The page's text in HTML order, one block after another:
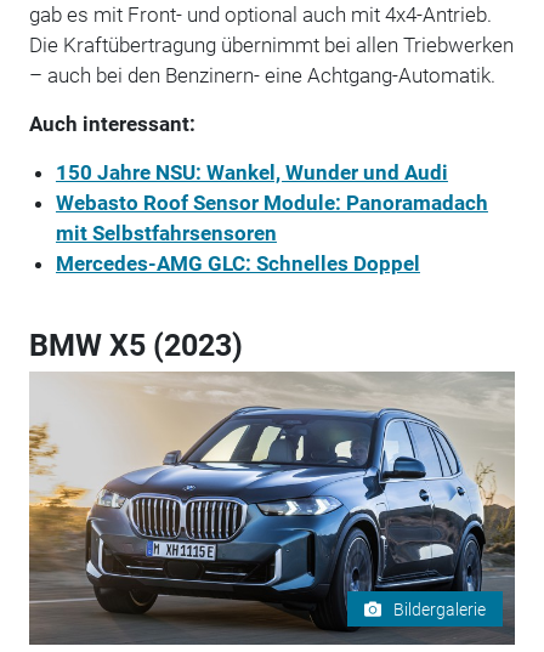
gab es mit Front- und optional auch mit 4x4-Antrieb.
Die Kraftübertragung übernimmt bei allen Triebwerken
– auch bei den Benzinern- eine Achtgang-Automatik.
Auch interessant:
150 Jahre NSU: Wankel, Wunder und Audi
Webasto Roof Sensor Module: Panoramadach
mit Selbstfahrsensoren
Mercedes-AMG GLC: Schnelles Doppel
BMW X5 (2023)
Bildergalerie